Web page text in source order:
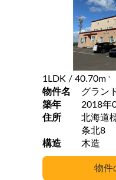
1LDK / 40.70m 2
物件名
グラン
築年
2018年
住所
北海道
条北8
構造
木造